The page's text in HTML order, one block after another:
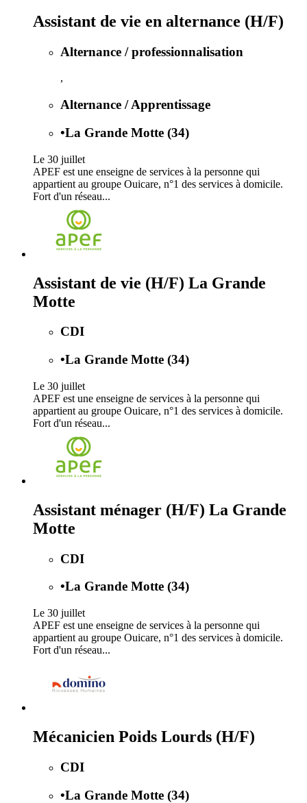
Assistant de vie en alternance (H/F)
Alternance / professionnalisation
,
Alternance / Apprentissage
•La Grande Motte (34)
Le 30 juillet
APEF est une enseigne de services à la personne qui
appartient au groupe Ouicare, n°1 des services à domicile.
Fort d'un réseau...
Assistant de vie (H/F) La Grande
Motte
CDI
•La Grande Motte (34)
Le 30 juillet
APEF est une enseigne de services à la personne qui
appartient au groupe Ouicare, n°1 des services à domicile.
Fort d'un réseau...
Assistant ménager (H/F) La Grande
Motte
CDI
•La Grande Motte (34)
Le 30 juillet
APEF est une enseigne de services à la personne qui
appartient au groupe Ouicare, n°1 des services à domicile.
Fort d'un réseau...
Mécanicien Poids Lourds (H/F)
CDI
•La Grande Motte (34)